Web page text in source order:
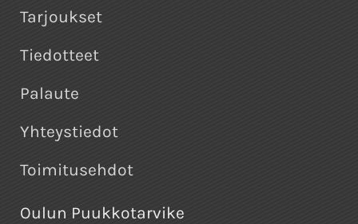
Tarjoukset
Tiedotteet
Palaute
Yhteystiedot
Toimitusehdot
Oulun Puukkotarvike